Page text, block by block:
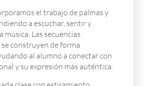
el trabajo de palmas y
a escuchar, sentir y
música. Las secuencias
construyen de forma
al alumno a conectar con
y su expresión más auténtica.